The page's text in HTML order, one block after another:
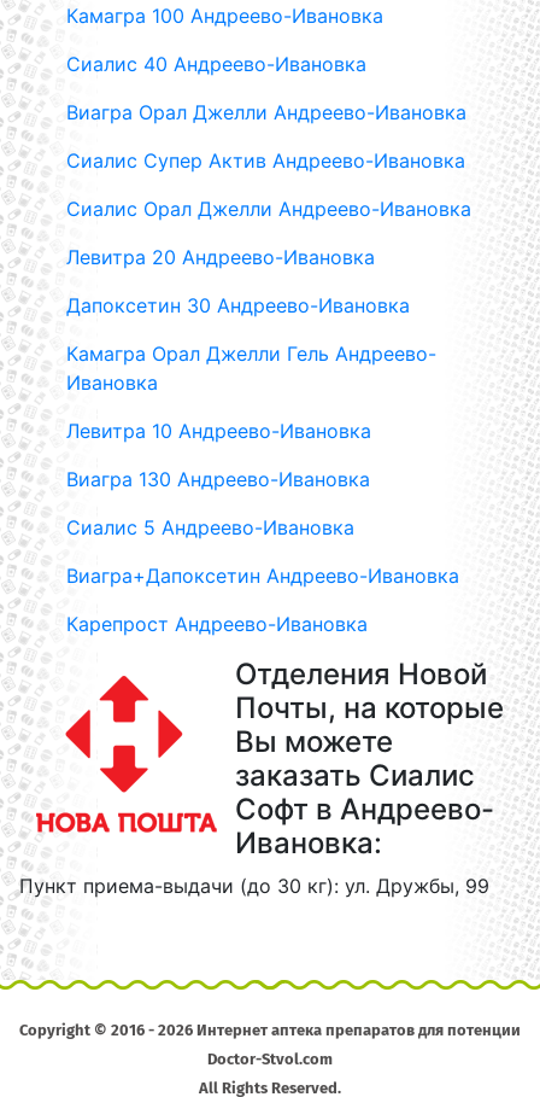
Камагра 100 Андреево-Ивановка
Сиалис 40 Андреево-Ивановка
Виагра Орал Джелли Андреево-Ивановка
Сиалис Супер Актив Андреево-Ивановка
Сиалис Орал Джелли Андреево-Ивановка
Левитра 20 Андреево-Ивановка
Дапоксетин 30 Андреево-Ивановка
Камагра Орал Джелли Гель Андреево-
Ивановка
Левитра 10 Андреево-Ивановка
Виагра 130 Андреево-Ивановка
Сиалис 5 Андреево-Ивановка
Виагра+Дапоксетин Андреево-Ивановка
Карепрост Андреево-Ивановка
Отделения Новой
Почты, на которые
Вы можете
заказать Сиалис
Софт в Андреево-
Ивановка:
Пункт приема-выдачи (до 30 кг): ул. Дружбы, 99
Copyright © 2016 - 2026 Интернет аптека препаратов для потенции
Doctor-Stvol.com
All Rights Reserved.